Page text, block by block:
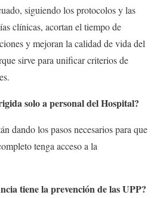
siguiendo los protocolos y las
clínicas, acortan el tiempo de
y mejoran la calidad de vida del
sirve para unificar criterios de
solo a personal del Hospital?
dando los pasos necesarios para que
tenga acceso a la
tiene la prevención de las UPP?